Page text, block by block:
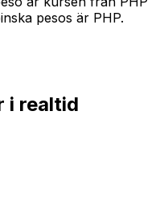
pesos är PHP.
i realtid